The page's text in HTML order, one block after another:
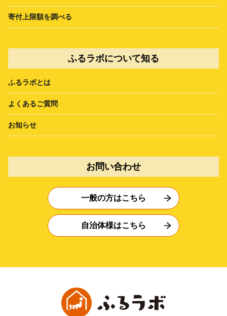
寄付上限額を調べる
ふるラボについて知る
ふるラボとは
よくあるご質問
お知らせ
お問い合わせ
一般の方はこちら
自治体様はこちら